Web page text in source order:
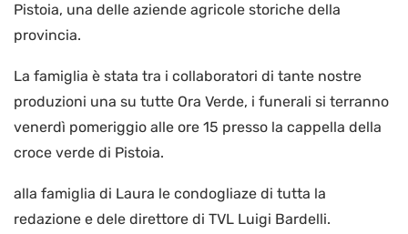
Pistoia, una delle aziende agricole storiche della
provincia.
La famiglia è stata tra i collaboratori di tante nostre
produzioni una su tutte Ora Verde, i funerali si terranno
venerdì pomeriggio alle ore 15 presso la cappella della
croce verde di Pistoia.
alla famiglia di Laura le condogliaze di tutta la
redazione e dele direttore di TVL Luigi Bardelli.